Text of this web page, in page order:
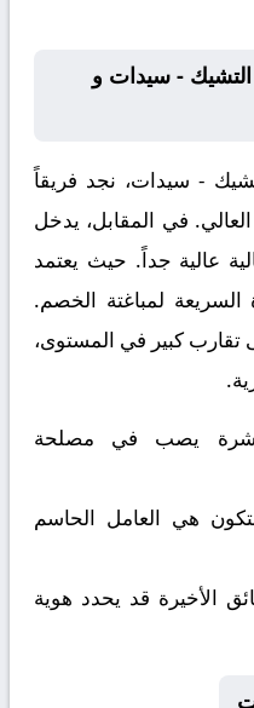
- سيدات و
- سيدات، نجد فريقاً
في المقابل، يدخل
عالية جداً. حيث يعتمد
لمباغتة الخصم.
تقارب كبير في المستوى،
يصب في مصلحة
ستكون هي العامل الحاسم
الأخيرة قد يحدد هوية